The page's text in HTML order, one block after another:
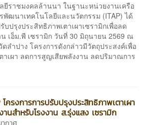
ยีราชมงคลล้านนา ในฐานะหน่วยงานเครือ
ฒนาเทคโนโลยีและนวัตกรรม (ITAP) ได้
ปรุงประสิทธิภาพเตาเผาเซรามิกเพื่อลด
เอ็ม.พี เซรามิก วันที่ 30 มิถุนายน 2569 ณ
ดลำปาง โครงการดังกล่าวมีวัตถุประสงค์เพื่อ
เผา ลดการสูญเสียพลังงาน ลดปริมาณการ
รงการการปรับปรุงประสิทธิภาพเตาเผา
นสำหรับโรงงาน ส.รุ่งแสง เซรามิก